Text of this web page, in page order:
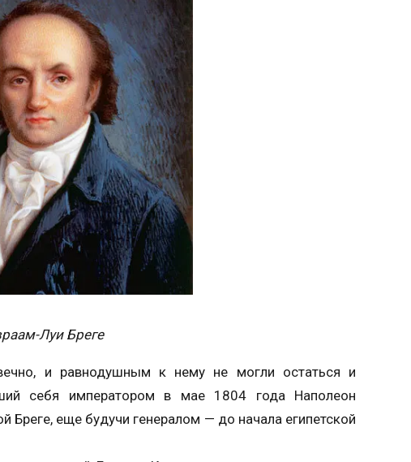
Луи Бреге
и равнодушным к нему не могли остаться и
себя императором в мае 1804 года Наполеон
Бреге, еще будучи генералом — до начала египетской